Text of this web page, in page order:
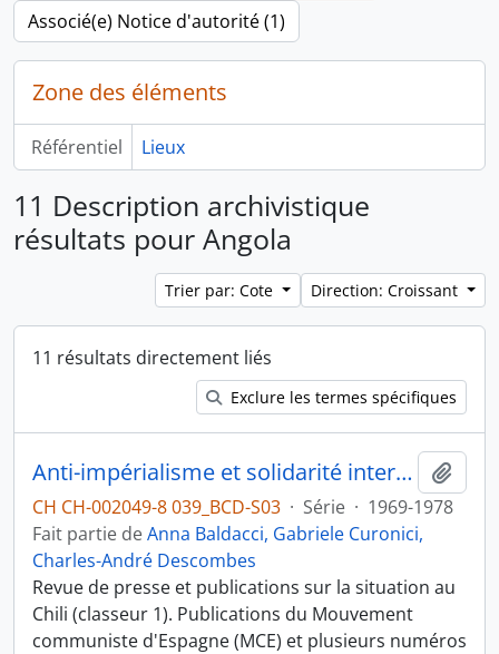
Associé(e) Notice d'autorité (1)
Zone des éléments
Référentiel Lieux
11 Description archivistique
résultats pour Angola
Trier par: Cote Direction: Croissant
11 résultats directement liés
Exclure les termes spécifiques
Anti-impérialisme et solidarité internationale
CH CH-002049-8 039_BCD-S03 · Série · 1969-1978
Fait partie deAnna Baldacci, Gabriele Curonici,
Charles-André Descombes
Revue de presse et publications sur la situation au
Chili (classeur 1). Publications du Mouvement
communiste d'Espagne (MCE) et plusieurs numéros